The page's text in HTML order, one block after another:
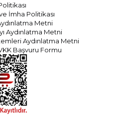
İmha Politikası
Metni
Aydınlatma Metni
Aydınlatma Metni
Başvuru Formu